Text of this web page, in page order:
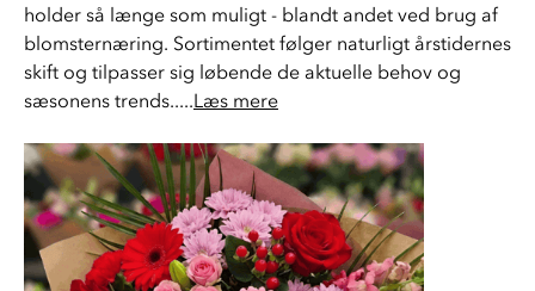
holder så længe som muligt - blandt andet ved brug af
blomsternæring. Sortimentet følger naturligt årstidernes
skift og tilpasser sig løbende de aktuelle behov og
sæsonens trends.....Læs mere